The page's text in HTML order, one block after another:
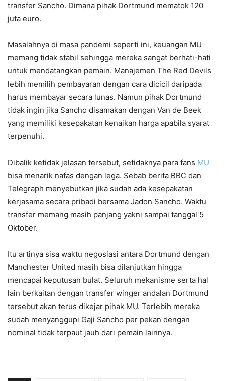
transfer Sancho. Dimana pihak Dortmund mematok 120
juta euro.
Masalahnya di masa pandemi seperti ini, keuangan MU
memang tidak stabil sehingga mereka sangat berhati-hati
untuk mendatangkan pemain. Manajemen The Red Devils
lebih memilih pembayaran dengan cara dicicil daripada
harus membayar secara lunas. Namun pihak Dortmund
tidak ingin jika Sancho disamakan dengan Van de Beek
yang memiliki kesepakatan kenaikan harga apabila syarat
terpenuhi.
Dibalik ketidak jelasan tersebut, setidaknya para fans MU
bisa menarik nafas dengan lega. Sebab berita BBC dan
Telegraph menyebutkan jika sudah ada kesepakatan
kerjasama secara pribadi bersama Jadon Sancho. Waktu
transfer memang masih panjang yakni sampai tanggal 5
Oktober.
Itu artinya sisa waktu negosiasi antara Dortmund dengan
Manchester United masih bisa dilanjutkan hingga
mencapai keputusan bulat. Seluruh mekanisme serta hal
lain berkaitan dengan transfer winger andalan Dortmund
tersebut akan terus dikejar pihak MU. Terlebih mereka
sudah menyanggupi Gaji Sancho per pekan dengan
nominal tidak terpaut jauh dari pemain lainnya.